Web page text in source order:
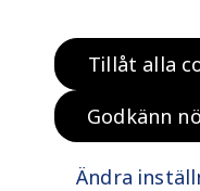
Hitta bostad
Köp klokt
Bo klokt
Om oss
Ändra
Godkänn
Tillåt alla